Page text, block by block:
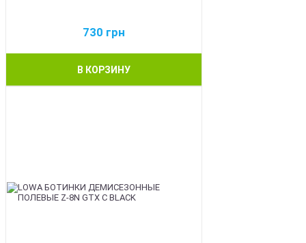
730 грн
В КОРЗИНУ